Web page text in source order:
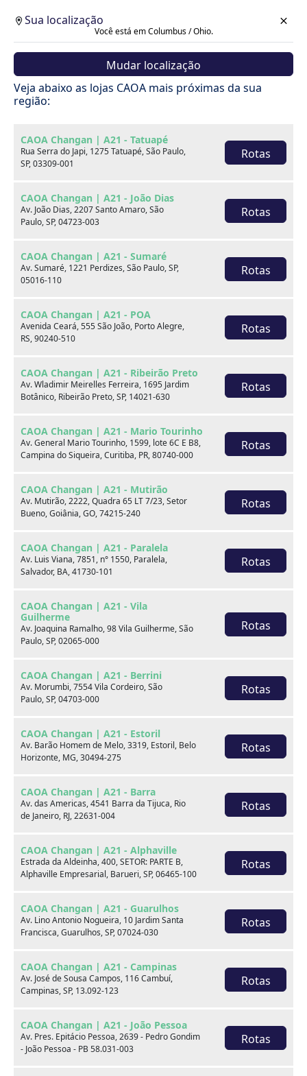
Sua localização
Você está em Columbus / Ohio.
Mudar localização
Veja abaixo as lojas CAOA mais próximas da sua
região:
CAOA Changan | A21 - Tatuapé
Rua Serra do Japi, 1275 Tatuapé, São Paulo,
SP, 03309-001
Rotas
CAOA Changan | A21 - João Dias
Av. João Dias, 2207 Santo Amaro, São
Paulo, SP, 04723-003
Rotas
CAOA Changan | A21 - Sumaré
Av. Sumaré, 1221 Perdizes, São Paulo, SP,
05016-110
Rotas
CAOA Changan | A21 - POA
Avenida Ceará, 555 São João, Porto Alegre,
RS, 90240-510
Rotas
CAOA Changan | A21 - Ribeirão Preto
Av. Wladimir Meirelles Ferreira, 1695 Jardim
Botânico, Ribeirão Preto, SP, 14021-630
Rotas
CAOA Changan | A21 - Mario Tourinho
Av. General Mario Tourinho, 1599, lote 6C E B8,
Campina do Siqueira, Curitiba, PR, 80740-000
Rotas
CAOA Changan | A21 - Mutirão
Av. Mutirão, 2222, Quadra 65 LT 7/23, Setor
Bueno, Goiânia, GO, 74215-240
Rotas
CAOA Changan | A21 - Paralela
Av. Luis Viana, 7851, n° 1550, Paralela,
Salvador, BA, 41730-101
Rotas
CAOA Changan | A21 - Vila
Guilherme
Av. Joaquina Ramalho, 98 Vila Guilherme, São
Paulo, SP, 02065-000
Rotas
CAOA Changan | A21 - Berrini
Av. Morumbi, 7554 Vila Cordeiro, São
Paulo, SP, 04703-000
Rotas
CAOA Changan | A21 - Estoril
Av. Barão Homem de Melo, 3319, Estoril, Belo
Horizonte, MG, 30494-275
Rotas
CAOA Changan | A21 - Barra
Av. das Americas, 4541 Barra da Tijuca, Rio
de Janeiro, RJ, 22631-004
Rotas
CAOA Changan | A21 - Alphaville
Estrada da Aldeinha, 400, SETOR: PARTE B,
Alphaville Empresarial, Barueri, SP, 06465-100
Rotas
CAOA Changan | A21 - Guarulhos
Av. Lino Antonio Nogueira, 10 Jardim Santa
Francisca, Guarulhos, SP, 07024-030
Rotas
CAOA Changan | A21 - Campinas
Av. José de Sousa Campos, 116 Cambuí,
Campinas, SP, 13.092-123
Rotas
CAOA Changan | A21 - João Pessoa
Av. Pres. Epitácio Pessoa, 2639 - Pedro Gondim
- João Pessoa - PB 58.031-003
Rotas
Cotação
Voltar
Jeep COMPASS
Hyundai CAOA - Barra
Por:R$119.990,00
Final da placa
Fale com um especialista:
Telefones
Compartilhe:
Opcionais
Airbag duplo
Ar condicionado
ajuste de altura
Computador de bordo
velocidade
Desembaçador traseiro
Encosto de cabeça